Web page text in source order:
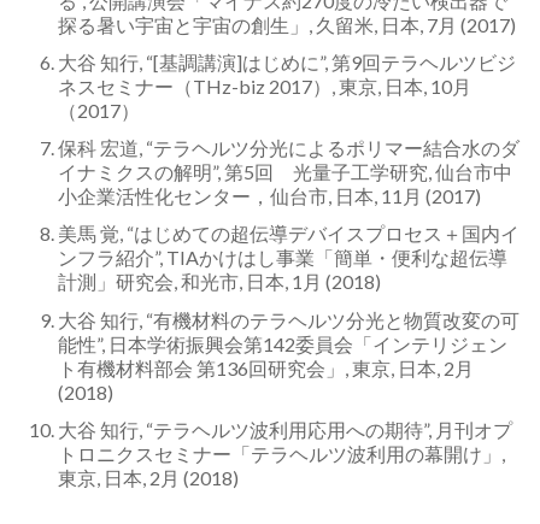
探る暑い宇宙と宇宙の創生」, 久留米, 日本, 7月 (2017)
大谷 知行, “[基調講演]はじめに”, 第9回テラヘルツビジ
ネスセミナー（THz-biz 2017）, 東京, 日本, 10月
（2017）
保科 宏道, “テラヘルツ分光によるポリマー結合水のダ
イナミクスの解明”, 第5回 光量子工学研究, 仙台市中
小企業活性化センター，仙台市, 日本, 11月 (2017)
美馬 覚, “はじめての超伝導デバイスプロセス＋国内イ
ンフラ紹介”, TIAかけはし事業「簡単・便利な超伝導
計測」研究会, 和光市, 日本, 1月 (2018)
大谷 知行, “有機材料のテラヘルツ分光と物質改変の可
能性”, 日本学術振興会第142委員会「インテリジェン
ト有機材料部会 第136回研究会」, 東京, 日本, 2月
(2018)
大谷 知行, “テラヘルツ波利用応用への期待”, 月刊オプ
トロニクスセミナー「テラヘルツ波利用の幕開け」,
東京, 日本, 2月 (2018)